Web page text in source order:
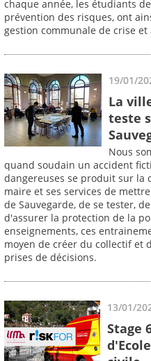
chaque année, les étudiants
prévention des risques, ont
gestion communale de crise
19/01/
La
teste
Nous
quand soudain un accident
dangereuses se produit sur la
maire et ses services de
de Sauvegarde, de se tester,
d'assurer la protection de la
enseignements, ces
moyen de créer du collectif et
prises de décisions.
13/01/
Stage